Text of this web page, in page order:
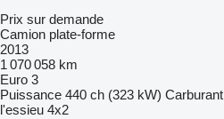
Prix sur demande
Camion plate-forme
2013
1 070 058 km
Euro 3
Puissance 440 ch (323 kW) Carburant
l'essieu 4x2